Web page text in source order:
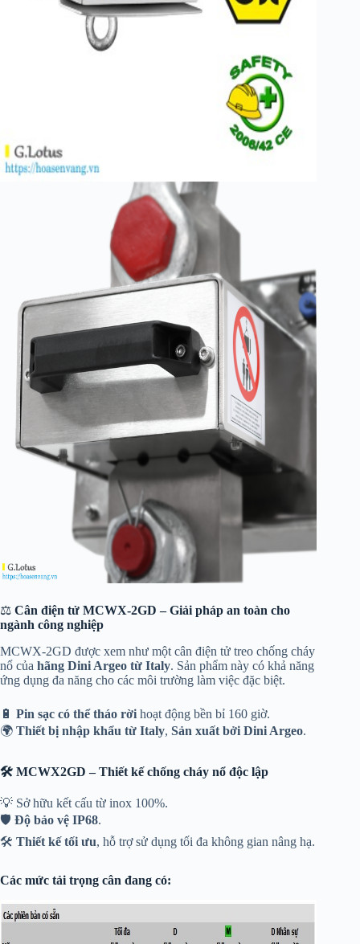
⚖️ Cân điện tử MCWX-2GD – Giải pháp an toàn cho
ngành công nghiệp
MCWX-2GD được xem như một cân điện tử treo chống cháy
nổ của hãng Dini Argeo từ Italy. Sản phẩm này có khả năng
ứng dụng đa năng cho các môi trường làm việc đặc biệt.
🔋 Pin sạc có thể tháo rời hoạt động bền bỉ 160 giờ.
🌍 Thiết bị nhập khẩu từ Italy, Sản xuất bởi Dini Argeo.
🛠️ MCWX2GD – Thiết kế chống cháy nổ độc lập
💡 Sở hữu kết cấu từ inox 100%.
🛡️ Độ bảo vệ IP68.
🛠️ Thiết kế tối ưu, hỗ trợ sử dụng tối đa không gian nâng hạ.
Các mức tải trọng cân đang có: